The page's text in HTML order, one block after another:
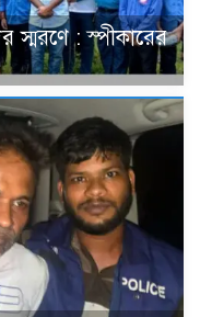
: স্পীকারের